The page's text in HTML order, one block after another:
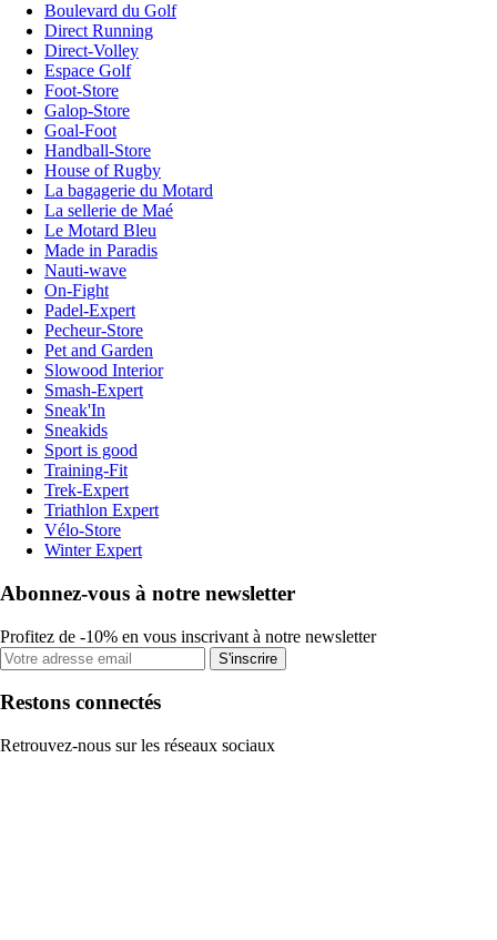
Boulevard du Golf
Direct Running
Direct-Volley
Espace Golf
Foot-Store
Galop-Store
Goal-Foot
Handball-Store
House of Rugby
La bagagerie du Motard
La sellerie de Maé
Le Motard Bleu
Made in Paradis
Nauti-wave
On-Fight
Padel-Expert
Pecheur-Store
Pet and Garden
Slowood Interior
Smash-Expert
Sneak'In
Sneakids
Sport is good
Training-Fit
Trek-Expert
Triathlon Expert
Vélo-Store
Winter Expert
Abonnez-vous à notre newsletter
Profitez de -10% en vous inscrivant à notre newsletter
S'inscrire
Restons connectés
Retrouvez-nous sur les réseaux sociaux